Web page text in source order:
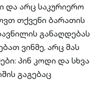
და არც საკურიერო
თქვენი ბარათის
განაღდებას
ვინმე, არც მას
პინ კოდი და სხვა
გაგებაც